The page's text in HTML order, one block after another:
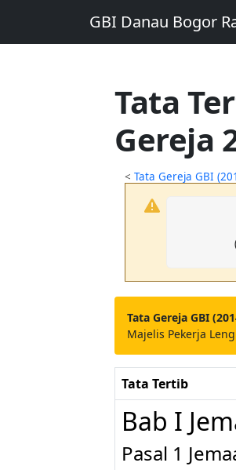
GBI Danau Bogor
Tata
Gereja
<Tata Gereja GBI
Tata Gereja GBI
Majelis Pekerja
Tata Tertib
Bab I
Pasal 1